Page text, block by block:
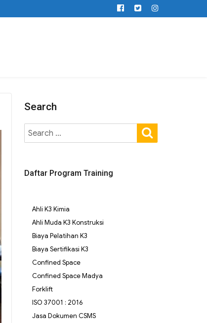
Search
Daftar Program Training
Ahli K3 Kimia
Ahli Muda K3 Konstruksi
Biaya Pelatihan K3
Biaya Sertifikasi K3
Confined Space
Confined Space Madya
Forklift
ISO 37001 : 2016
Jasa Dokumen CSMS